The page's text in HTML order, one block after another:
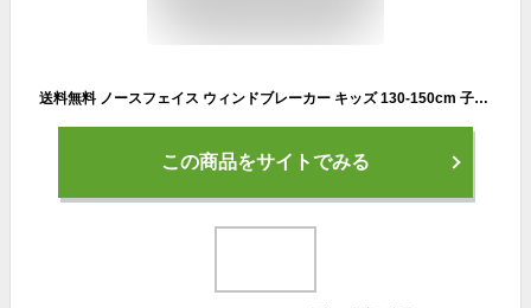
送料無料 ノースフェイス ウィンドブレーカー キッズ 130-150cm 子供服/THE NORTH FACE ジャケット ジュニア アウター 裏メッシュ/アウトドアウェア 撥水 防風 子ども カジュアル 男の子 女の子 上着 ジャンバー/NPJ72234
この商品をサイトでみる